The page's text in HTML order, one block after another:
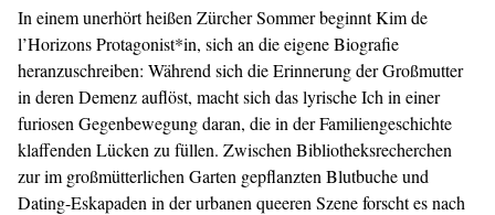
In einem unerhört heißen Zürcher Sommer beginnt Kim de
l’Horizons Protagonist*in, sich an die eigene Biografie
heranzuschreiben: Während sich die Erinnerung der Großmutter
in deren Demenz auflöst, macht sich das lyrische Ich in einer
furiosen Gegenbewegung daran, die in der Familiengeschichte
klaffenden Lücken zu füllen. Zwischen Bibliotheksrecherchen
zur im großmütterlichen Garten gepflanzten Blutbuche und
Dating-Eskapaden in der urbanen queeren Szene forscht es nach